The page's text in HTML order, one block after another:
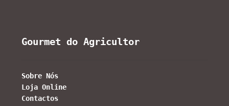
Gourmet do Agricultor
Sobre Nós
Loja Online
Contactos